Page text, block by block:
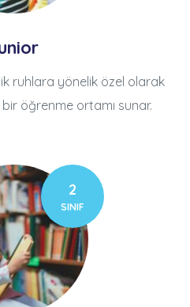
ruhlara yönelik özel olarak
öğrenme ortamı sunar.
2
SINIF